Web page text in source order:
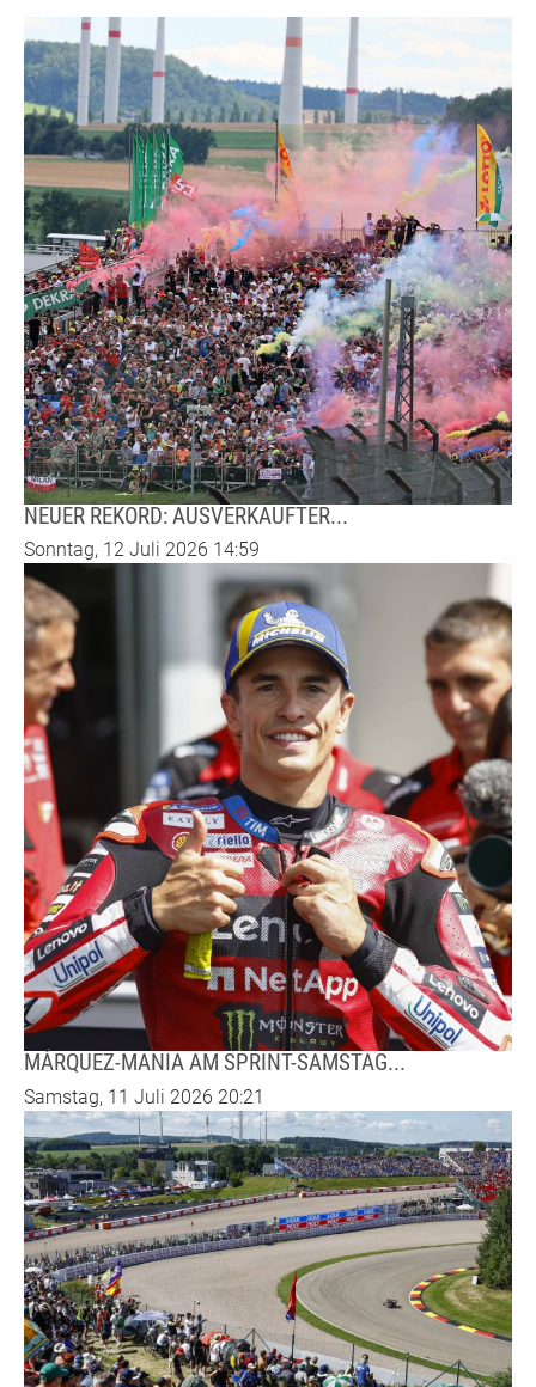
NEUER REKORD: AUSVERKAUFTER...
Sonntag, 12 Juli 2026 14:59
MÁRQUEZ-MANIA AM SPRINT-SAMSTAG...
Samstag, 11 Juli 2026 20:21